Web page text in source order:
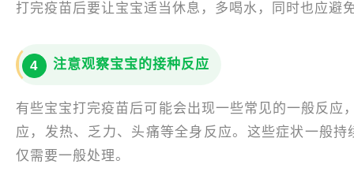
打完疫苗后要让宝宝适当休息，多喝水，同时也应避
4 注意观察宝宝的接种反应
有些宝宝打完疫苗后可能会出现一些常见的一般反应
应，发热、乏力、头痛等全身反应。这些症状一般
仅需要一般处理。